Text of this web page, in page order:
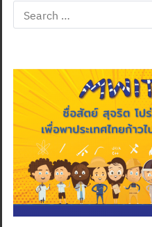
Search
for: